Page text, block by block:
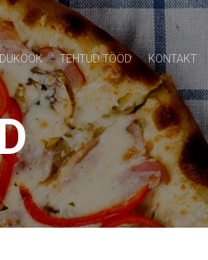
TEHTUD TÖÖD KONTAKT